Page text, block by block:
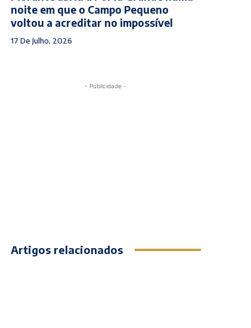
noite em que o Campo Pequeno
voltou a acreditar no impossível
17 De Julho, 2026
- Publicidade -
Artigos relacionados